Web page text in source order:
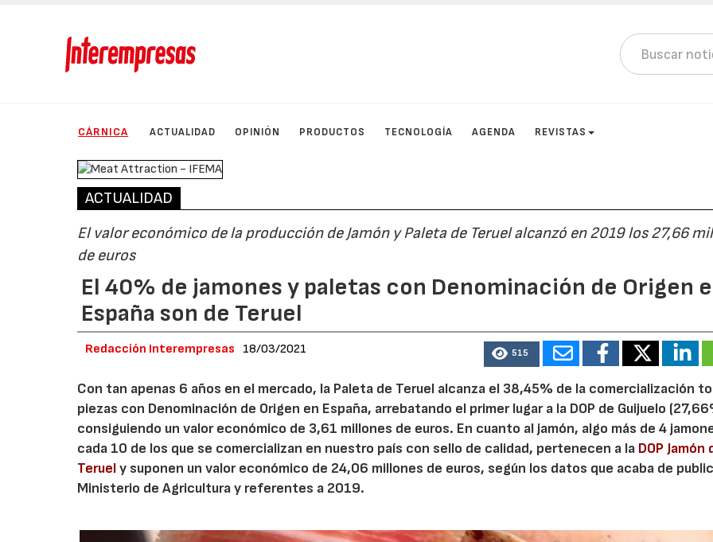
CÁRNICA ACTUALIDAD OPINIÓN PRODUCTOS TECNOLOGÍA AGENDA REVISTAS
ACTUALIDAD
El valor económico de la producción de Jamón y Paleta de Teruel alcanzó en 2019 los 27,66
de euros
El 40% de jamones y paletas con Denominación de Origen
España son de Teruel
Redacción Interempresas 18/03/2021 515
Con tan apenas 6 años en el mercado, la Paleta de Teruel alcanza el 38,45% de la comercialización
piezas con Denominación de Origen en España, arrebatando el primer lugar a la DOP de Guijuelo
consiguiendo un valor económico de 3,61 millones de euros. En cuanto al jamón, algo más de 4
cada 10 de los que se comercializan en nuestro país con sello de calidad, pertenecen a la DOP Jamón
Teruely suponen un valor económico de 24,06 millones de euros, según los datos que acaba de
Ministerio de Agricultura y referentes a 2019.